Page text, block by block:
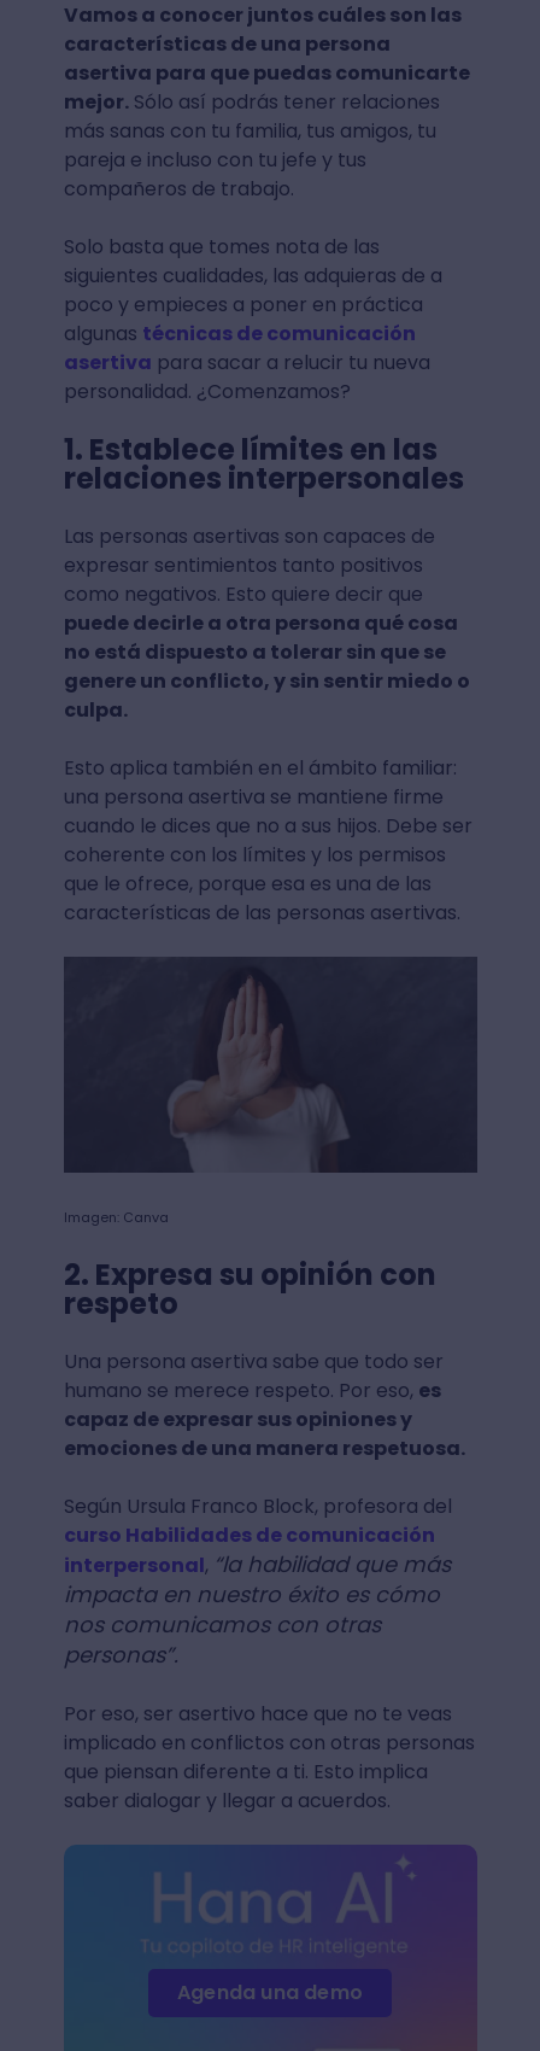
Vamos a conocer juntos cuáles son las
características de una persona
asertiva para que puedas comunicarte
mejor.Sólo así podrás tener relaciones
más sanas con tu familia, tus amigos, tu
pareja e incluso con tu jefe y tus
compañeros de trabajo.
Solo basta que tomes nota de las
siguientes cualidades, las adquieras de a
poco y empieces a poner en práctica
algunas técnicas de comunicación
asertiva para sacar a relucir tu nueva
personalidad. ¿Comenzamos?
1. Establece límites en las
relaciones interpersonales
Las personas asertivas son capaces de
expresar sentimientos tanto positivos
como negativos. Esto quiere decir que
puede decirle a otra persona qué cosa
no está dispuesto a tolerar sin que se
genere un conflicto, y sin sentir miedo o
culpa.
Esto aplica también en el ámbito familiar:
una persona asertiva se mantiene firme
cuando le dices que no a sus hijos. Debe ser
coherente con los límites y los permisos
que le ofrece, porque esa es una de las
características de las personas asertivas.
Imagen: Canva
2. Expresa su opinión con
respeto
Una persona asertiva sabe que todo ser
humano se merece respeto. Por eso, es
capaz de expresar sus opiniones y
emociones de una manera respetuosa.
Según Ursula Franco Block, profesora del
curso Habilidades de comunicación
interpersonal, “la habilidad que más
impacta en nuestro éxito es cómo
nos comunicamos con otras
personas”.
Por eso, ser asertivo hace que no te veas
implicado en conflictos con otras personas
que piensan diferente a ti. Esto implica
saber dialogar y llegar a acuerdos.
Agenda una demo